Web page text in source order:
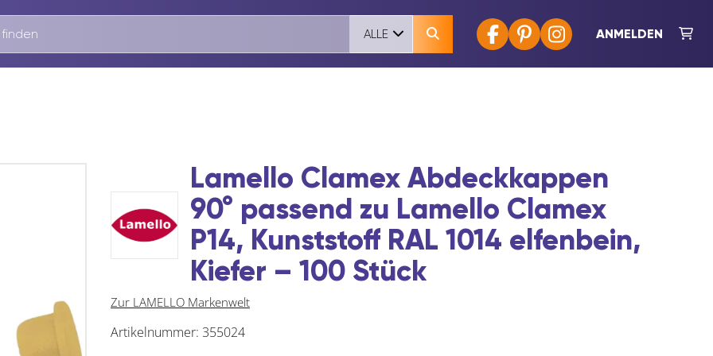
ANMELDEN
ALLE
Lamello Clamex Abdeckkappen
90° passend zu Lamello Clamex
P14, Kunststoff RAL 1014 elfenbein,
Kiefer – 100 Stück
Zur LAMELLO Markenwelt
Artikelnummer: 355024